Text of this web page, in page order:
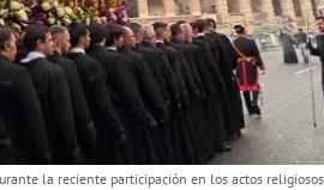
la reciente participación en los actos